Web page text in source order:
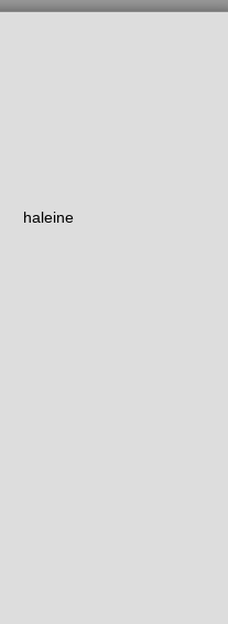
haleine